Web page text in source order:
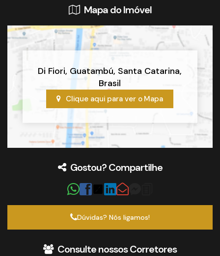
Mapa do Imóvel
Di Fiori, Guatambú, Santa Catarina,
Brasil
Clique aqui para ver o Mapa
Gostou? Compartilhe
Dúvidas? Nós ligamos!
Consulte nossos Corretores